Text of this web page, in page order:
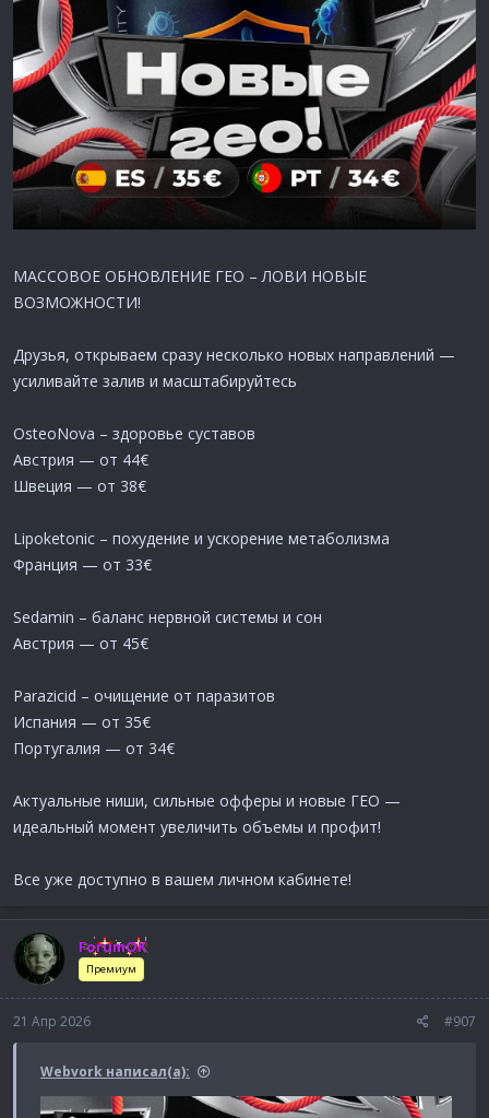
МАССОВОЕ ОБНОВЛЕНИЕ ГЕО – ЛОВИ НОВЫЕ
ВОЗМОЖНОСТИ!
Друзья, открываем сразу несколько новых направлений —
усиливайте залив и масштабируйтесь
OsteoNova – здоровье суставов
Австрия — от 44€
Швеция — от 38€
Lipoketonic – похудение и ускорение метаболизма
Франция — от 33€
Sedamin – баланс нервной системы и сон
Австрия — от 45€
Parazicid – очищение от паразитов
Испания — от 35€
Португалия — от 34€
Актуальные ниши, сильные офферы и новые ГЕО —
идеальный момент увеличить объемы и профит!
Все уже доступно в вашем личном кабинете!
ForumOK
Премиум
21 Апр 2026 #907
Webvork написал(а):